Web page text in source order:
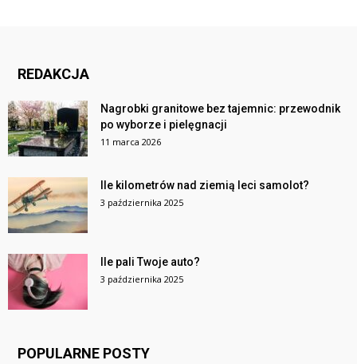
REDAKCJA
Nagrobki granitowe bez tajemnic: przewodnik
po wyborze i pielęgnacji
11 marca 2026
Ile kilometrów nad ziemią leci samolot?
3 października 2025
Ile pali Twoje auto?
3 października 2025
POPULARNE POSTY